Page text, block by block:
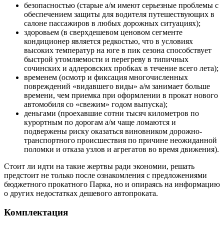
безопасностью (старые а/м имеют серьезные проблемы с
обеспечением защиты для водителя путешествующих в
салоне пассажиров в любых дорожных ситуациях);
здоровьем (в сверхдешевом ценовом сегменте
кондиционер является редкостью, что в условиях
высоких температур на юге в пик сезона способствует
быстрой утомляемости и перегреву в типичных
сочинских и адлеровских пробках в течение всего лета);
временем (осмотр и фиксация многочисленных
повреждений «видавшего виды» а/м занимает больше
времени, чем приемка при оформлении в прокат нового
автомобиля со «свежим» годом выпуска);
деньгами (проехавшие сотни тысяч километров по
курортным по дорогам а/м чаще ломаются и
подвержены риску оказаться виновником дорожно-
транспортного происшествия по причине неожиданной
поломки и отказа узлов и агрегатов во время движения).
Стоит ли идти на такие жертвы ради экономии, решать
предстоит не только после ознакомления с предложениями
бюджетного прокатного Парка, но и опираясь на информацию
о других недостатках дешевого автопроката.
Комплектация